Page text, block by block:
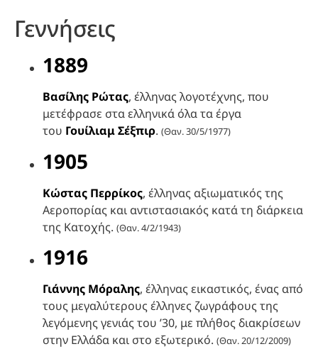
Γεννήσεις
1889
Βασίλης Ρώτας, έλληνας λογοτέχνης, που
μετέφρασε στα ελληνικά όλα τα έργα
του Γουίλιαμ Σέξπιρ. (Θαν. 30/5/1977)
1905
Κώστας Περρίκος, έλληνας αξιωματικός της
Αεροπορίας και αντιστασιακός κατά τη διάρκεια
της Κατοχής. (Θαν. 4/2/1943)
1916
Γιάννης Μόραλης, έλληνας εικαστικός, ένας από
τους μεγαλύτερους έλληνες ζωγράφους της
λεγόμενης γενιάς του ’30, με πλήθος διακρίσεων
στην Ελλάδα και στο εξωτερικό. (Θαν. 20/12/2009)